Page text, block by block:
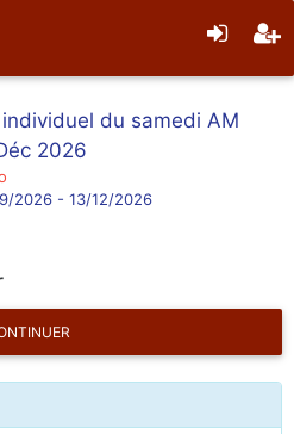
du samedi AM
2026
2026 - 13/12/2026